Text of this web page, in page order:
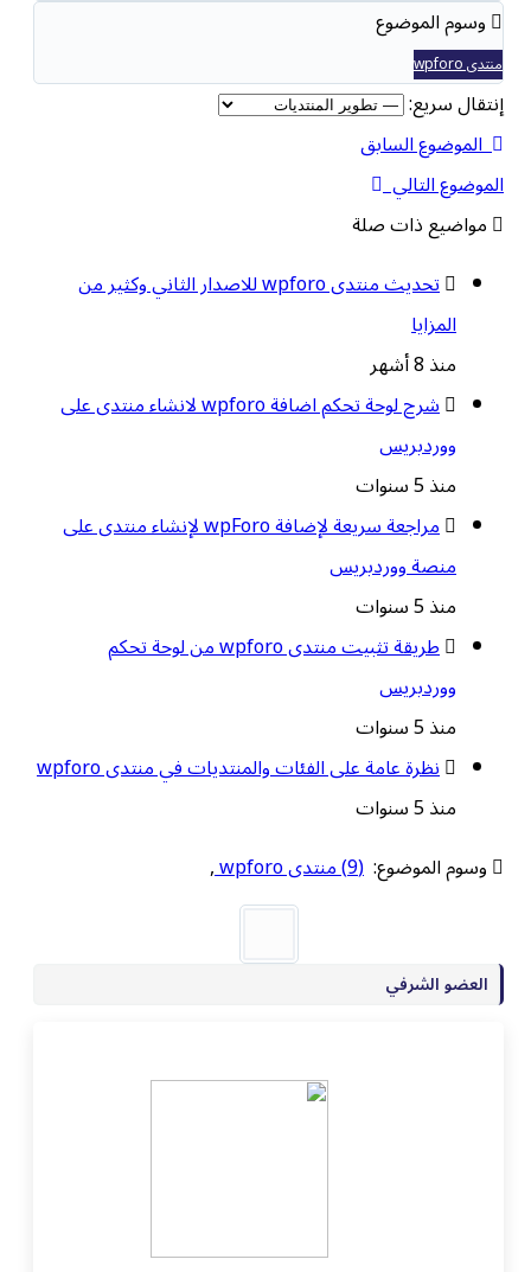
وسوم الموضوع
منتدى wpforo
إنتقال سريع:
الموضوع السابق
الموضوع التالي
مواضيع ذات صلة
تحديث منتدى wpforo للاصدار الثاني وكثير من
المزايا
منذ 8 أشهر
شرح لوحة تحكم اضافة wpforo لانشاء منتدى على
ووردبريس
منذ 5 سنوات
مراجعة سريعة لإضافة wpForo لإنشاء منتدى على
منصة ووردبريس
منذ 5 سنوات
طريقة تثبيت منتدى wpforo من لوحة تحكم
ووردبريس
منذ 5 سنوات
نظرة عامة على الفئات والمنتديات في منتدى wpforo
منذ 5 سنوات
وسوم الموضوع:(9) منتدى wpforo ,
العضو الشرفي